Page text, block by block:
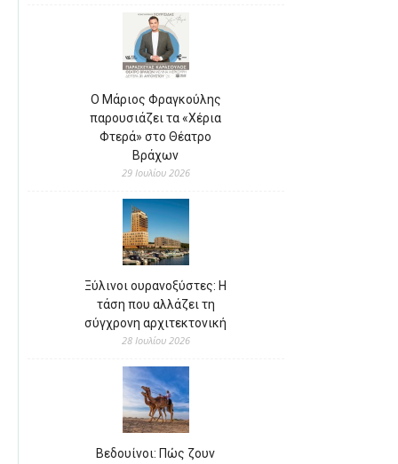
Ο Μάριος Φραγκούλης
παρουσιάζει τα «Χέρια
Φτερά» στο Θέατρο
Βράχων
29 Ιουλίου 2026
Ξύλινοι ουρανοξύστες: Η
τάση που αλλάζει τη
σύγχρονη αρχιτεκτονική
28 Ιουλίου 2026
Βεδουίνοι: Πώς ζουν